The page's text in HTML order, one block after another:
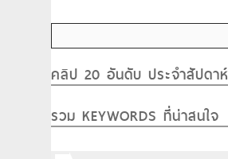
คลิป 20 อันดับ ประจำสัปดาห์
รวม KEYWORDS ที่น่าสนใจ